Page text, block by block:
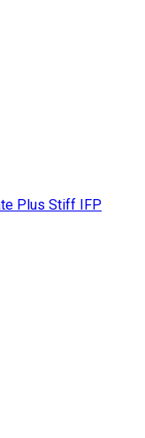
Plus Stiff IFP